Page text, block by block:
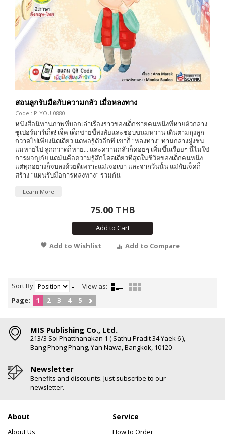
สอนลูกรับมือกับความกลัว เมื่อหลงทาง
Code : P-YOU-0880
หนังสือนิทานภาพที่บอกเล่าเรื่องราวของเด็กชายคนหนึ่งที่หายตัวกลาง
ซูเปอร์มาร์เก็ต! เจ็ค เด็กชายขี้สงสัยและชอบขนมหวาน เดินตามถุงลูก
กวาดไปเพียงนิดเดียว แต่พอรู้ตัวอีกที เขาก็ “หลงทาง” ท่ามกลางฝูงชน
แม่หายไป ลูกกวาดก็หาย... และความกลัวก็ค่อยๆ เพิ่มขึ้นเรื่อยๆ นี่ไม่ใช่
การผจญภัย แต่มันคือความรู้สึกโดดเดี่ยวที่สุดในชีวิตของเด็กคนหนึ่ง
แต่ทุกอย่างก็จบลงด้วยดีเพราะแม่เจอเขา และจากวันนั้น แม่กับเจ็คก็
สร้าง "แผนรับมือการหลงทาง" ร่วมกัน
Learn More
75.00 THB
Add to Cart
Add to Wishlist
Add to Compare
Sort By
View as:
Page:
1 2 3 4 5
MIS Publishing Co., Ltd.
213/3 Soi Phatthanakan 1 ( Sathu Pradit 34 Yaek 6 ),
Bang Phong Phang, Yan Nawa, Bangkok, 10120
Newsletter
Benefits and discounts. Just subscribe to our
newsletter.
About
About Us
Service
How to Order